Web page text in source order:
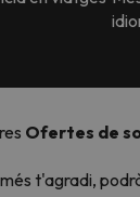
Ofertes de
t'agradi,